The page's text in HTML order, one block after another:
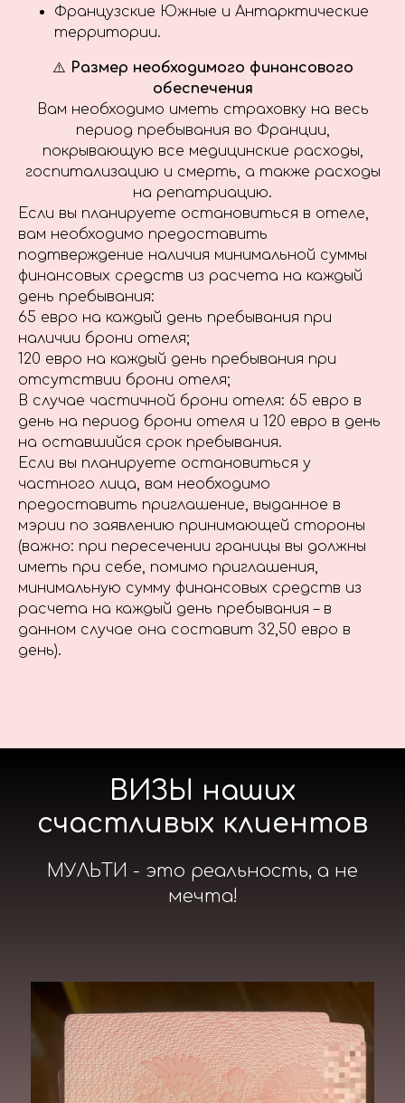
Французские Южные и Антарктические
территории.
⚠️ Размер необходимого финансового
обеспечения
Вам необходимо иметь страховку на весь
период пребывания во Франции,
покрывающую все медицинские расходы,
госпитализацию и смерть, а также расходы
на репатриацию.
Если вы планируете остановиться в отеле,
вам необходимо предоставить
подтверждение наличия минимальной суммы
финансовых средств из расчета на каждый
день пребывания:
65 евро на каждый день пребывания при
наличии брони отеля;
120 евро на каждый день пребывания при
отсутствии брони отеля;
В случае частичной брони отеля: 65 евро в
день на период брони отеля и 120 евро в день
на оставшийся срок пребывания.
Если вы планируете остановиться у
частного лица, вам необходимо
предоставить приглашение, выданное в
мэрии по заявлению принимающей стороны
(важно: при пересечении границы вы должны
иметь при себе, помимо приглашения,
минимальную сумму финансовых средств из
расчета на каждый день пребывания – в
данном случае она составит 32,50 евро в
день).
ВИЗЫ наших
счастливых клиентов
МУЛЬТИ - это реальность, а не
мечта!